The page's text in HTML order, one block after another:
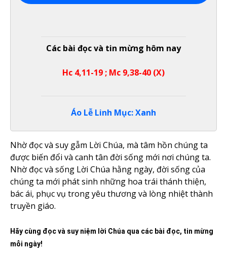
Các bài đọc và tin mừng hôm nay
Hc 4,11-19 ; Mc 9,38-40 (X)
Áo Lễ Linh Mục: Xanh
Nhờ đọc và suy gẫm Lời Chúa, mà tâm hồn chúng ta
được biến đổi và canh tân đời sống mới nơi chúng ta.
Nhờ đọc và sống Lời Chúa hằng ngày, đời sống của
chúng ta mới phát sinh những hoa trái thánh thiện,
bác ái, phục vụ trong yêu thương và lòng nhiệt thành
truyền giáo.
Hãy cùng đọc và suy niệm lời Chúa qua các bài đọc, tin mừng
mỗi ngày!